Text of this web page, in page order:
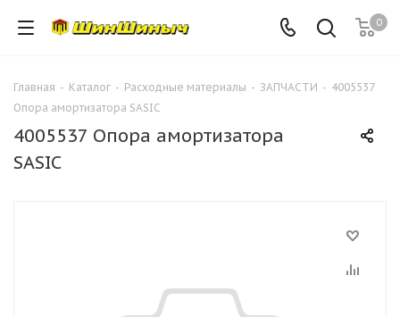
0
Главная - Каталог - Расходные материалы - ЗАПЧАСТИ - 4005537
Опора амортизатора SASIC
4005537 Опора амортизатора
SASIC